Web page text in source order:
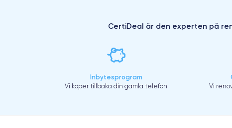
CertiDeal är den experten på
Inbytesprogram
Vi köper tillbaka din gamla telefon Vi